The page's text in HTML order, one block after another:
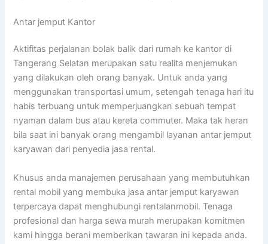
Antar jemput Kantor
Aktifitas perjalanan bolak balik dari rumah ke kantor di
Tangerang Selatan merupakan satu realita menjemukan
yang dilakukan oleh orang banyak. Untuk anda yang
menggunakan transportasi umum, setengah tenaga hari itu
habis terbuang untuk memperjuangkan sebuah tempat
nyaman dalam bus atau kereta commuter. Maka tak heran
bila saat ini banyak orang mengambil layanan antar jemput
karyawan dari penyedia jasa rental.
Khusus anda manajemen perusahaan yang membutuhkan
rental mobil yang membuka jasa antar jemput karyawan
terpercaya dapat menghubungi rentalanmobil. Tenaga
profesional dan harga sewa murah merupakan komitmen
kami hingga berani memberikan tawaran ini kepada anda.